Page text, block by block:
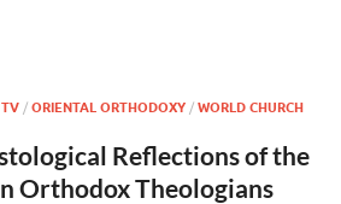
/ ORIENTAL ORTHODOXY / WORLD CHURCH
Reflections of the
Orthodox Theologians